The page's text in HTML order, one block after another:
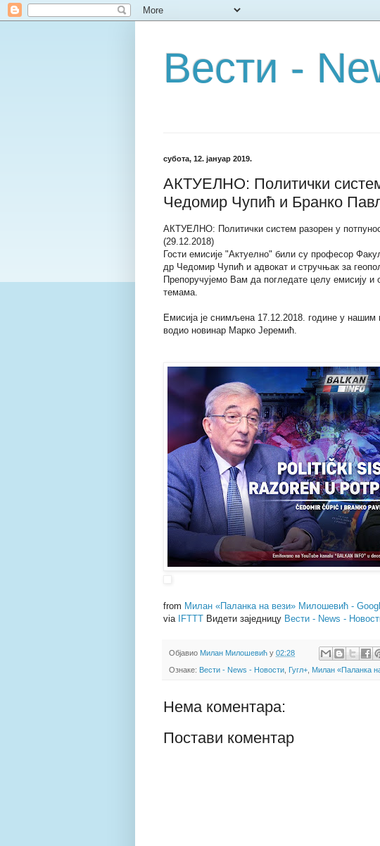
Вести -
субота, 12. јануар 2019.
АКТУЕЛНО: Политички
Чедомир Чупић и Бранко
АКТУЕЛНО: Политички систем разорен у
(29.12.2018)
Гости емисије "Актуелно" били су професор
др Чедомир Чупић и адвокат и стручњак за
Препоручујемо Вам да погледате целу емисију
темама.
Емисија је снимљена 17.12.2018. године у нашим
водио новинар Марко Јеремић.
from Милан «Паланка на вези» Милошевић -
via IFTTT Видети заједницу Вести - News -
Објавио Милан Милошевић у 02:28
Ознаке: Вести - News - Новости Гугл+ Милан «Паланка
Нема коментара:
Постави коментар